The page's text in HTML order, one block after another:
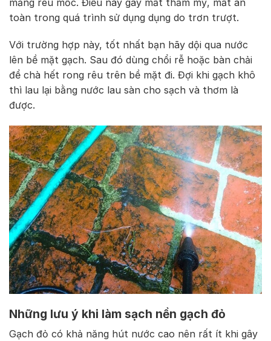
toàn trong quá trình sử dụng dụng do trơn trượt.
Với trường hợp này, tốt nhất bạn hãy dội qua nước
lên bề mặt gạch. Sau đó dùng chổi rễ hoặc bàn chải
để chà hết rong rêu trên bề mặt đi. Đợi khi gạch khô
thì lau lại bằng nước lau sàn cho sạch và thơm là
được.
Những lưu ý khi làm sạch nền gạch đỏ
Gạch đỏ có khả năng hút nước cao nên rất ít khi gây